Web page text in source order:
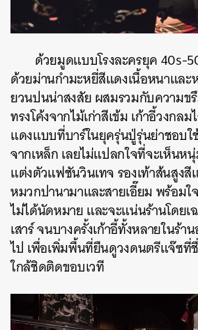
ด้วยมูดแบบโรงละครยุค 40s-
ด้วยม่านกำมะหยี่สีแดงเนื้อหนาและ
ยวนปนน่าสงสัย ผสมรวมกับความข
ทรงโค้งจากไม้เก่าสีเข้ม เก้าอี้วงกล
แดงแบบที่บาร์ในยุครุ่นปู่รุ่นย่าชอบใ
จากเหล็ก เลยไม่แปลกใจที่จะเห็น
แต่งตัวแฟชันวินเทจ รองเท้าส้นสูงสี
หมวกปานามาและสายเอี๊ยม พร้อม
ไม่ได้นัดหมาย และจะแน่นร้านโดย
เสาร์ จนบางครั้งเก้าอี้ทั้งหลายในร้า
ไป เพื่อเพิ่มพื้นที่ยืนดูวงดนตรีแจ๊ซ
ใกล้ชิดติดขอบเวที